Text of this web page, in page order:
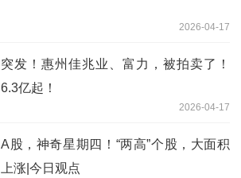
2026-04-17
突发！惠州佳兆业、富力，被拍卖了！
6.3亿起！
2026-04-17
A股，神奇星期四！“两高”个股，大面积
上涨|今日观点